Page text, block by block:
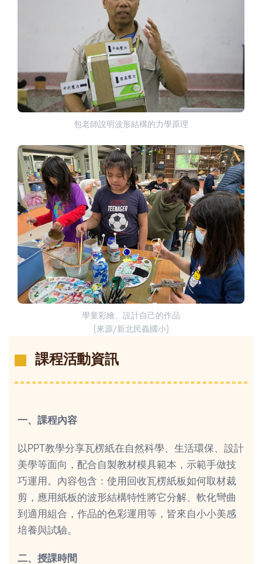
包老師說明波形結構的力學原理
學童彩繪、設計自己的作品
(來源/新北民義國小)
課程活動資訊
一、課程內容
以PPT教學分享瓦楞紙在自然科學、生活環保、設計
美學等面向，配合自製教材模具範本，示範手做技
巧運用。內容包含：使用回收瓦楞紙板如何取材裁
剪，應用紙板的波形結構特性將它分解、軟化彎曲
到適用組合，作品的色彩運用等，皆來自小小美感
培養與試驗。
二、授課時間